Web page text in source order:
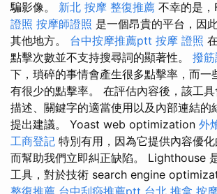
騙影像。 新北 按摩 整復推薦 不幸的是
證照 按摩師證照 是一個昂貴的平台，因
其他地方。 台中按摩推薦ptt 按摩 證照
點擊次數並不支持搜尋詞的顯著性。 撥
下，瑣碎的事情會產生很多點擊率，而一
有很少的點擊率。 在評估內容後，該工
描述、關鍵字的適當使用以及內部連結的
提出建議。 Yoast web optimization 外
工商登記 特別有用，因為它提供內容優
而幫助我們立即糾正缺陷。 Lighthouse
工具，對於技術 search engine
整復推薦 台中刮痧推薦ptt 台北 推拿 按